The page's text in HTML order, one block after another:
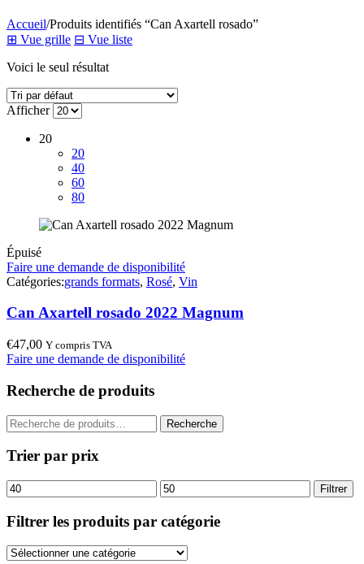
Accueil/Produits identifiés “Can Axartell rosado”
⊞ Vue grille ⊟ Vue liste
Voici le seul résultat
Afficher
20
20
40
60
80
Épuisé
Faire une demande de disponibilité
Catégories:grands formats, Rosé, Vin
Can Axartell rosado 2022 Magnum
€47,00 Y compris TVA
Faire une demande de disponibilité
Recherche de produits
Recherche
pour :
Recherche
Trier par prix
Prix
min
Prix
max
Filtrer
Filtrer les produits par catégorie